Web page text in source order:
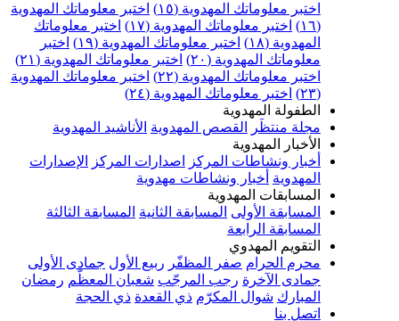
معلوماتك المهدوية (١٥)
اختبر معلوماتك المهدوية
اختبر معلوماتك المهدوية (١٧)
اختبر معلوماتك
اختبر معلوماتك المهدوية (١٩)
اختبر
المهدوية (٢٠)
اختبر معلوماتك المهدوية (٢١)
معلوماتك المهدوية (٢٢)
اختبر معلوماتك المهدوية
اختبر معلوماتك المهدوية (٢٤)
المهدوية
منتظَر
القصص المهدوية الأناشيد المهدوية
المهدوية
ونشاطات المركز اصدارات المركز الإصدارات
أخبار ونشاطات مهدوية
المهدوية
الأولى المسابقة الثانية المسابقة الثالثة
الرابعة
المهدوي
الحرام
صفر المظفّر ربيع الأول جمادى الأولى
رجب المرجّب شعبان المعظّم رمضان
شوال المكرّم ذي القعدة ذي الحجة